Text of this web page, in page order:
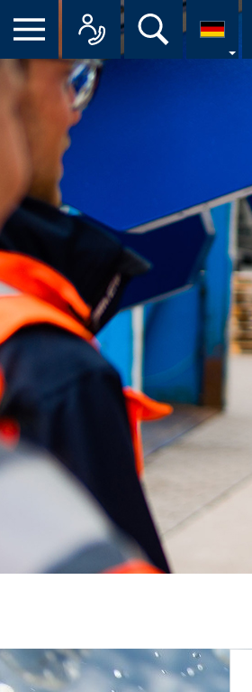
Suche